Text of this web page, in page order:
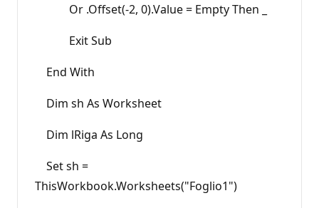
Or .Offset(-2, 0).Value = Empty Then _
Exit Sub
End With
Dim sh As Worksheet
Dim lRiga As Long
Set sh =
ThisWorkbook.Worksheets("Foglio1")